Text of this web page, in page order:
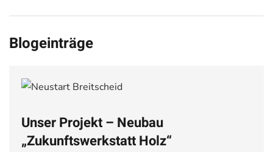
Blogeinträge
Unser Projekt – Neubau
„Zukunftswerkstatt Holz“